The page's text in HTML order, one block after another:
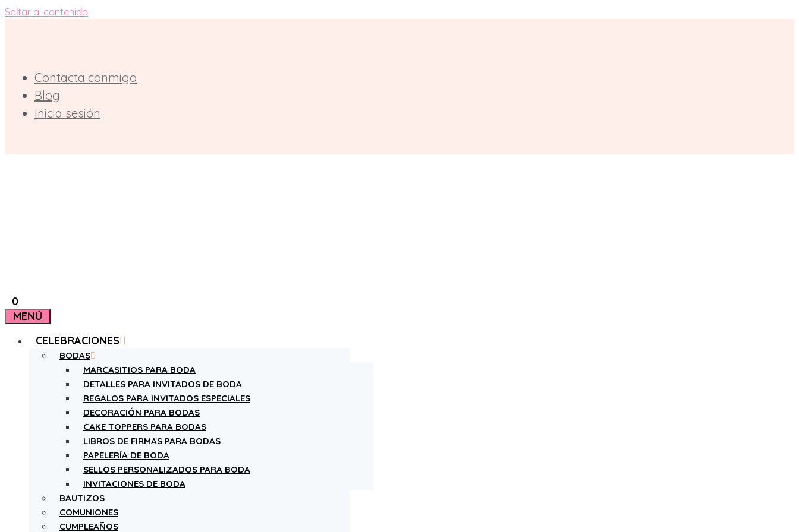
Saltar al contenido
Contacta conmigo
Blog
Inicia sesión
0
MENÚ
CELEBRACIONES
BODAS
MARCASITIOS PARA BODA
DETALLES PARA INVITADOS DE BODA
REGALOS PARA INVITADOS ESPECIALES
DECORACIÓN PARA BODAS
CAKE TOPPERS PARA BODAS
LIBROS DE FIRMAS PARA BODAS
PAPELERÍA DE BODA
SELLOS PERSONALIZADOS PARA BODA
INVITACIONES DE BODA
BAUTIZOS
COMUNIONES
CUMPLEAÑOS